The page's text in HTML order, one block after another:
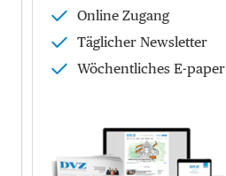
Online Zugang
Täglicher Newsletter
Wöchentliches E-paper